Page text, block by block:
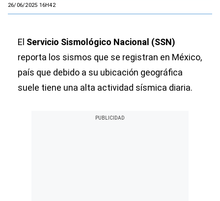
26/06/2025 16H42
El Servicio Sismológico Nacional (SSN)
reporta los sismos que se registran en México,
país que debido a su ubicación geográfica
suele tiene una alta actividad sísmica diaria.